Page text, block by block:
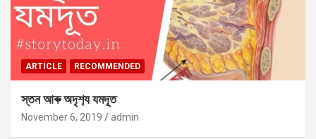
ARTICLE RECOMMENDED
স্তন আৰু অদৃশ‍্য যমদূত
November 6, 2019 admin